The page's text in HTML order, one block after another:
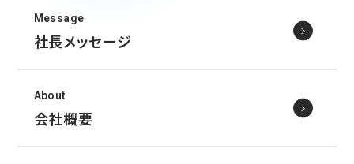
会社案内 TOP
社長メッセージ
事業紹介
サステナビリティ
お問い合わせ
Message
社長メッセージ
About
会社概要